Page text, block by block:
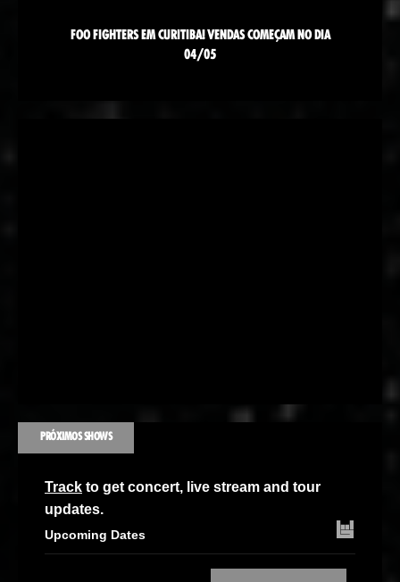
FOO FIGHTERS EM CURITIBA! VENDAS COMEÇAM NO DIA
04/05
PRÓXIMOS SHOWS
Track to get concert, live stream and tour
updates.
Upcoming Dates